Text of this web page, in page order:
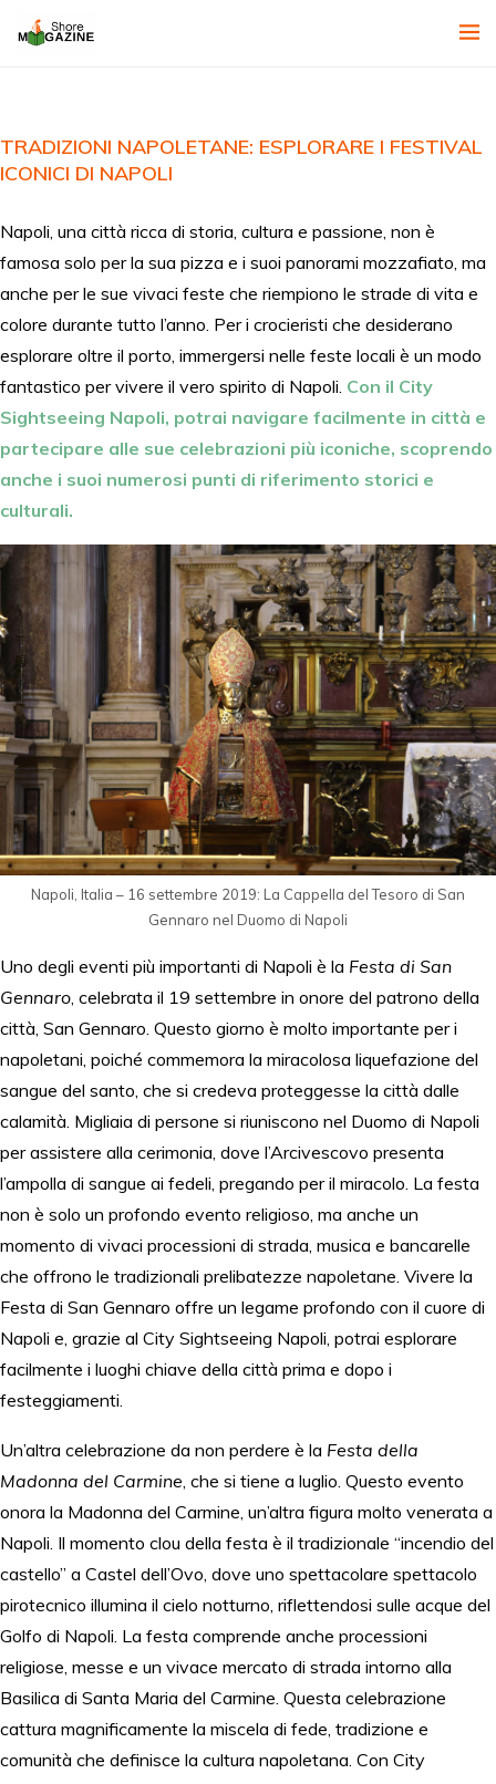
TRADIZIONI NAPOLETANE: ESPLORARE I FESTIVAL
ICONICI DI NAPOLI
Napoli, una città ricca di storia, cultura e passione, non è
famosa solo per la sua pizza e i suoi panorami mozzafiato, ma
anche per le sue vivaci feste che riempiono le strade di vita e
colore durante tutto l’anno. Per i crocieristi che desiderano
esplorare oltre il porto, immergersi nelle feste locali è un modo
fantastico per vivere il vero spirito di Napoli. Con il City
Sightseeing Napoli, potrai navigare facilmente in città e
partecipare alle sue celebrazioni più iconiche, scoprendo
anche i suoi numerosi punti di riferimento storici e
culturali.
Napoli, Italia – 16 settembre 2019: La Cappella del Tesoro di San
Gennaro nel Duomo di Napoli
Uno degli eventi più importanti di Napoli è la Festa di San
Gennaro, celebrata il 19 settembre in onore del patrono della
città, San Gennaro. Questo giorno è molto importante per i
napoletani, poiché commemora la miracolosa liquefazione del
sangue del santo, che si credeva proteggesse la città dalle
calamità. Migliaia di persone si riuniscono nel Duomo di Napoli
per assistere alla cerimonia, dove l’Arcivescovo presenta
l’ampolla di sangue ai fedeli, pregando per il miracolo. La festa
non è solo un profondo evento religioso, ma anche un
momento di vivaci processioni di strada, musica e bancarelle
che offrono le tradizionali prelibatezze napoletane. Vivere la
Festa di San Gennaro offre un legame profondo con il cuore di
Napoli e, grazie al City Sightseeing Napoli, potrai esplorare
facilmente i luoghi chiave della città prima e dopo i
festeggiamenti.
Un’altra celebrazione da non perdere è la Festa della
Madonna del Carmine, che si tiene a luglio. Questo evento
onora la Madonna del Carmine, un’altra figura molto venerata a
Napoli. Il momento clou della festa è il tradizionale “incendio del
castello” a Castel dell’Ovo, dove uno spettacolare spettacolo
pirotecnico illumina il cielo notturno, riflettendosi sulle acque del
Golfo di Napoli. La festa comprende anche processioni
religiose, messe e un vivace mercato di strada intorno alla
Basilica di Santa Maria del Carmine. Questa celebrazione
cattura magnificamente la miscela di fede, tradizione e
comunità che definisce la cultura napoletana. Con City